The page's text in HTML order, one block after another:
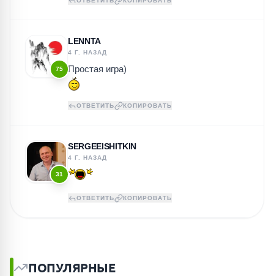
75
LENNTA
4 Г. НАЗАД
Простая игра)
ОТВЕТИТЬ КОПИРОВАТЬ
31
SERGEEISHITKIN
4 Г. НАЗАД
ОТВЕТИТЬ КОПИРОВАТЬ
ПОПУЛЯРНЫЕ